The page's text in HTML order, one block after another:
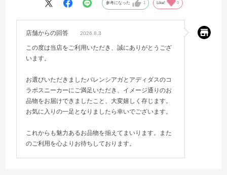
参考になった 1 Like! 0
店舗からの回答 2026.8.3
この度は当店をご利用いただき、誠にありがとうござ
います。
お選びいただきましたバレンシアガとアディダスのコ
ラボスニーカーにご満足いただき、イメージ通りのお
品物をお届けできましたこと、大変嬉しく存じます。
お気に入りの一足となりましたら幸いでございます。
これからも魅力あるお品物を揃えてまいります。また
のご利用を心よりお待ちしております。